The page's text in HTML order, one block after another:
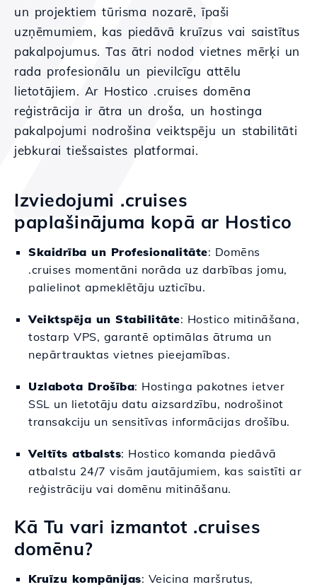
un projektiem tūrisma nozarē, īpaši
uzņēmumiem, kas piedāvā kruīzus vai saistītus
pakalpojumus. Tas ātri nodod vietnes mērķi un
rada profesionālu un pievilcīgu attēlu
lietotājiem. Ar Hostico .cruises domēna
reģistrācija ir ātra un droša, un hostinga
pakalpojumi nodrošina veiktspēju un stabilitāti
jebkurai tiešsaistes platformai.
Izviedojumi .cruises
paplašinājuma kopā ar Hostico
Skaidrība un Profesionalitāte: Domēns
.cruises momentāni norāda uz darbības jomu,
palielinot apmeklētāju uzticību.
Veiktspēja un Stabilitāte: Hostico mitināšana,
tostarp VPS, garantē optimālas ātruma un
nepārtrauktas vietnes pieejamības.
Uzlabota Drošība: Hostinga pakotnes ietver
SSL un lietotāju datu aizsardzību, nodrošinot
transakciju un sensitīvas informācijas drošību.
Veltīts atbalsts: Hostico komanda piedāvā
atbalstu 24/7 visām jautājumiem, kas saistīti ar
reģistrāciju vai domēnu mitināšanu.
Kā Tu vari izmantot .cruises
domēnu?
Kruīzu kompānijas: Veicina maršrutus,